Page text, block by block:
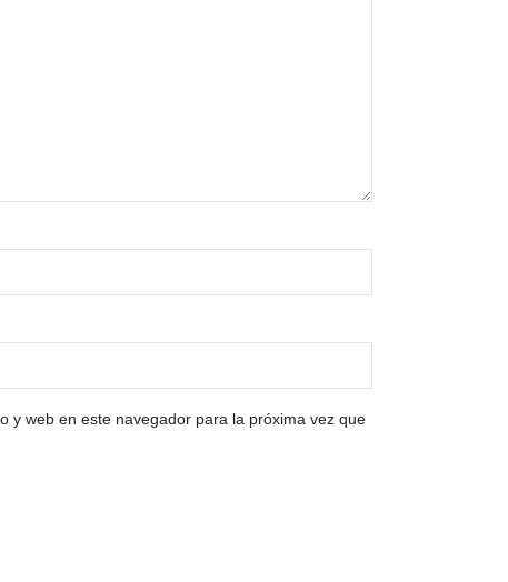
y web en este navegador para la próxima vez que